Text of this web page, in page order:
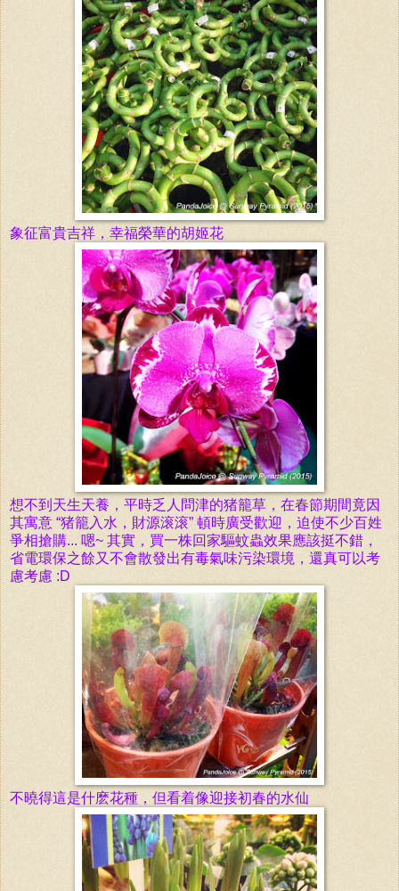
象征富貴吉祥，幸福榮華的胡姬花
想不到天生天養，平時乏人問津的猪籠草 ， 在春節期間竟因
其寓意 “猪籠入水，財源滚滚” 頓時廣受歡迎，迫使不少百姓
爭相搶購... 嗯~ 其實，買一株回家驅蚊蟲效果應該挺不錯，
省電環保之餘又不會散發出有毒氣味污染環境，還真可以考
慮考慮 :D
不曉得這是什麽花種，但看着像迎接初春的水仙